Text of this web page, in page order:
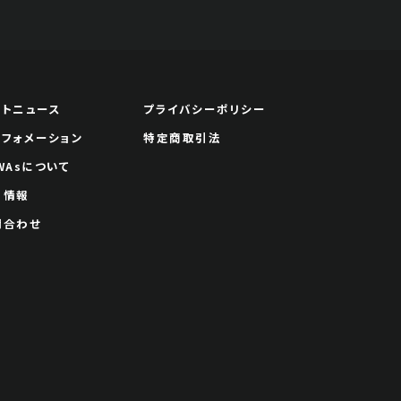
ニュース
ォメーション
について
報
わせ
プライバシーポリシー
特定商取引法